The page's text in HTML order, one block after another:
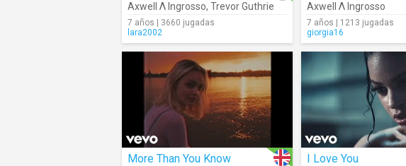
Axwell Λ Ingrosso, Trevor Guthrie
7 años | 3660 jugadas
lara2002
Axwell Λ Ingrosso
7 años | 1213 jugadas
giorgia16
More Than You Know I Love You